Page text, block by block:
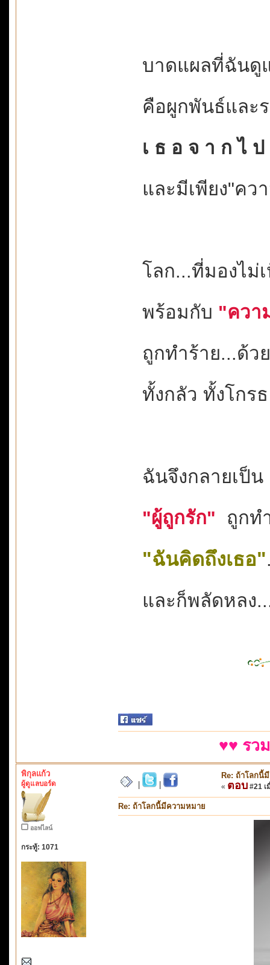
บาดแผลที่ฉันดู
คือผูกพันธ์และ
เ ธ อ จ า ก ไ
และมีเพียง"คว
โลก...ที่มองไม่
พร้อมกับ "ควา
ถูกทำร้าย...ด้ว
ทั้งกลัว ทั้งโกร
ฉันจึงกลายเป็
"ผู้ถูกรัก" ถูกท
"ฉันคิดถึงเธอ"
และก็พลัดหลง
♥♥ รว
พิกุลแก้ว
ผู้ดูแลบอร์ด
ออฟไลน์
กระทู้: 1071
Re: ถ้าโลกนี้
« ตอบ #21 เ
Re: ถ้าโลกนี้มีความหมาย